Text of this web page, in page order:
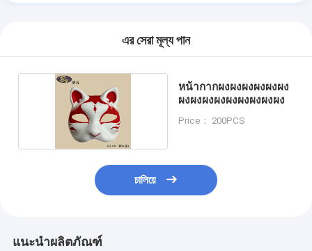
এর সেরা মূল্য পান
หน้ากากผงผงผงผงผงผง
ผงผงผงผงผงผงผงผงผง
Price： 200PCS
চালিয়ে
แนะนำผลิตภัณฑ์